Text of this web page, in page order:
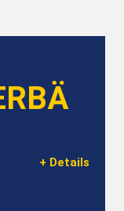
+ Details